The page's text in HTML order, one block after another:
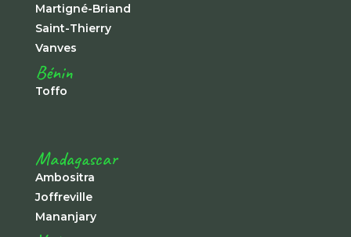
Martigné-Briand
Saint-Thierry
Vanves
Bénin
Toffo
Madagascar
Ambositra
Joffreville
Mananjary